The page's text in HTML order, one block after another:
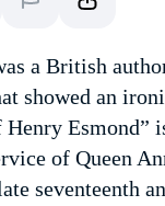
a British
showed an
Esmond”
of Queen
seventeenth